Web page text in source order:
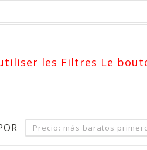
les Filtres Le
Precio: más baratos